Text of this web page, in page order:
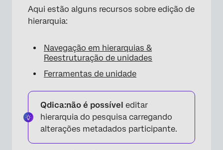
Aqui estão alguns recursos sobre edição de
hierarquia:
Navegação em hierarquias &
Reestruturação de unidades
Ferramentas de unidade
Qdica:não é possível editar
hierarquia do pesquisa carregando
alterações metadados participante.